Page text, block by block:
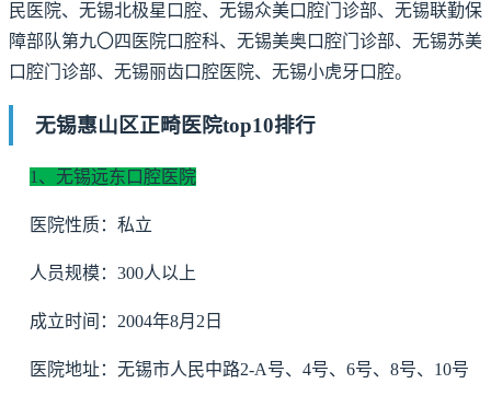
民医院、无锡北极星口腔、无锡众美口腔门诊部、无锡联勤保
障部队第九〇四医院口腔科、无锡美奥口腔门诊部、无锡苏美
口腔门诊部、无锡丽齿口腔医院、无锡小虎牙口腔。
无锡惠山区正畸医院top10排行
1、无锡远东口腔医院
医院性质：私立
人员规模：300人以上
成立时间：2004年8月2日
医院地址：无锡市人民中路2-A号、4号、6号、8号、10号